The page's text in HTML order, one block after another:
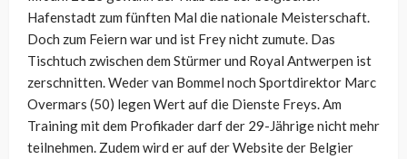
Hafenstadt zum fünften Mal die nationale Meisterschaft.
Doch zum Feiern war und ist Frey nicht zumute. Das
Tischtuch zwischen dem Stürmer und Royal Antwerpen ist
zerschnitten. Weder van Bommel noch Sportdirektor Marc
Overmars (50) legen Wert auf die Dienste Freys. Am
Training mit dem Profikader darf der 29-Jährige nicht mehr
teilnehmen. Zudem wird er auf der Website der Belgier